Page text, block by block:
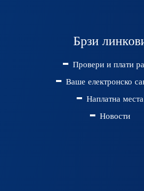
Брзи
Провери и плати
Ваше електронско
Наплатна места
Новости